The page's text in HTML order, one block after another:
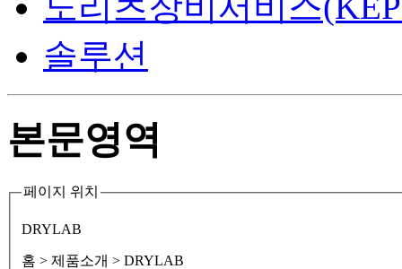
솔루션
본문영역
페이지 위치
DRYLAB
홈 > 제품소개 > DRYLAB